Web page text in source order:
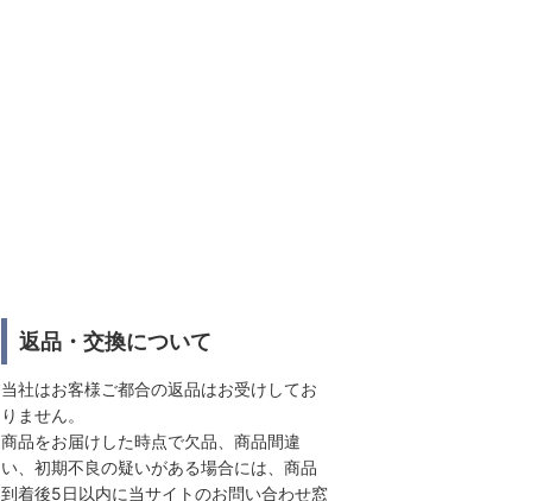
返品・交換について
当社はお客様ご都合の返品はお受けしてお
りません。
商品をお届けした時点で欠品、商品間違
い、初期不良の疑いがある場合には、商品
到着後5日以内に当サイトのお問い合わせ窓